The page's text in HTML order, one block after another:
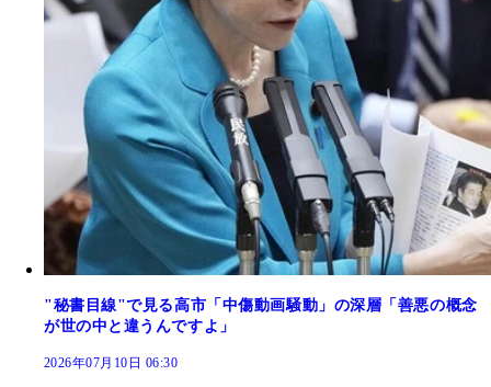
"秘書目線"で見る高市「中傷動画騒動」の深層「善悪の概念
が世の中と違うんですよ」
2026年07月10日 06:30